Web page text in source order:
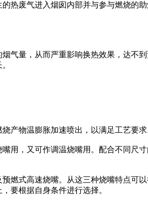
废气进入烟囱内部并与参与燃烧的
量，从而严重影响换热效果，达不
物温膨胀加速喷出，以满足工艺要求
用，又可作调温烧嘴用。配合不同尺
式高速烧嘴。从这三种烧嘴特点可
要根据自身条件进行选择。